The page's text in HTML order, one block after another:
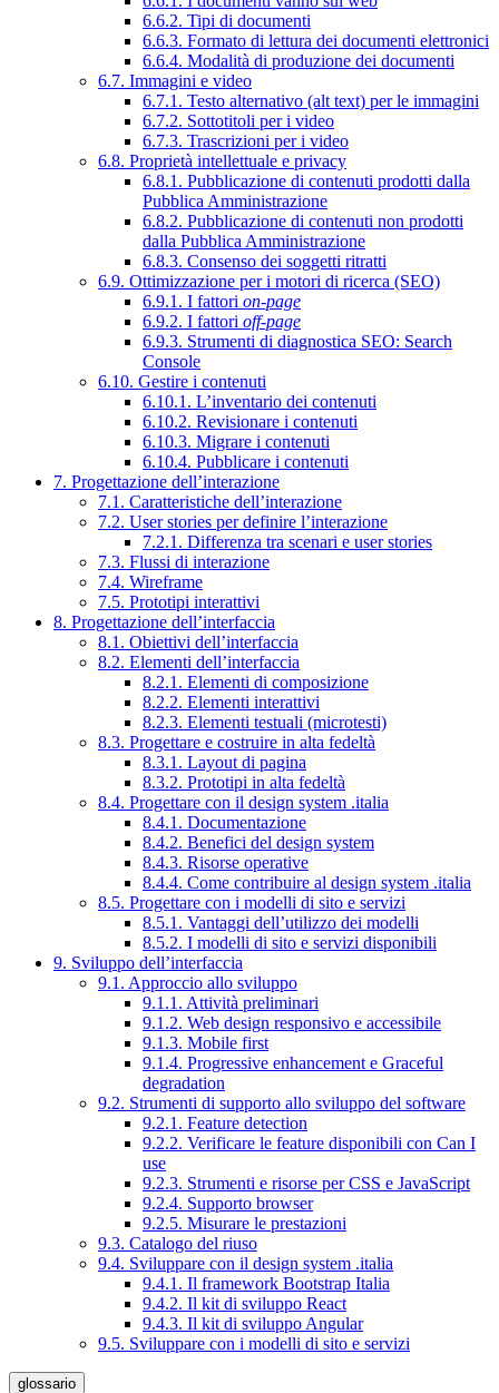
6.6.2. Tipi di documenti
6.6.3. Formato di lettura dei documenti elettronici
6.6.4. Modalità di produzione dei documenti
6.7. Immagini e video
6.7.1. Testo alternativo (alt text) per le immagini
6.7.2. Sottotitoli per i video
6.7.3. Trascrizioni per i video
6.8. Proprietà intellettuale e privacy
6.8.1. Pubblicazione di contenuti prodotti dalla
Pubblica Amministrazione
6.8.2. Pubblicazione di contenuti non prodotti
dalla Pubblica Amministrazione
6.8.3. Consenso dei soggetti ritratti
6.9. Ottimizzazione per i motori di ricerca (SEO)
6.9.1. I fattori on-page
6.9.2. I fattori off-page
6.9.3. Strumenti di diagnostica SEO: Search
Console
6.10. Gestire i contenuti
6.10.1. L’inventario dei contenuti
6.10.2. Revisionare i contenuti
6.10.3. Migrare i contenuti
6.10.4. Pubblicare i contenuti
7. Progettazione dell’interazione
7.1. Caratteristiche dell’interazione
7.2. User stories per definire l’interazione
7.2.1. Differenza tra scenari e user stories
7.3. Flussi di interazione
7.4. Wireframe
7.5. Prototipi interattivi
8. Progettazione dell’interfaccia
8.1. Obiettivi dell’interfaccia
8.2. Elementi dell’interfaccia
8.2.1. Elementi di composizione
8.2.2. Elementi interattivi
8.2.3. Elementi testuali (microtesti)
8.3. Progettare e costruire in alta fedeltà
8.3.1. Layout di pagina
8.3.2. Prototipi in alta fedeltà
8.4. Progettare con il design system .italia
8.4.1. Documentazione
8.4.2. Benefici del design system
8.4.3. Risorse operative
8.4.4. Come contribuire al design system .italia
8.5. Progettare con i modelli di sito e servizi
8.5.1. Vantaggi dell’utilizzo dei modelli
8.5.2. I modelli di sito e servizi disponibili
9. Sviluppo dell’interfaccia
9.1. Approccio allo sviluppo
9.1.1. Attività preliminari
9.1.2. Web design responsivo e accessibile
9.1.3. Mobile first
9.1.4. Progressive enhancement e Graceful
degradation
9.2. Strumenti di supporto allo sviluppo del software
9.2.1. Feature detection
9.2.2. Verificare le feature disponibili con Can I
use
9.2.3. Strumenti e risorse per CSS e JavaScript
9.2.4. Supporto browser
9.2.5. Misurare le prestazioni
9.3. Catalogo del riuso
9.4. Sviluppare con il design system .italia
9.4.1. Il framework Bootstrap Italia
9.4.2. Il kit di sviluppo React
9.4.3. Il kit di sviluppo Angular
9.5. Sviluppare con i modelli di sito e servizi
glossario